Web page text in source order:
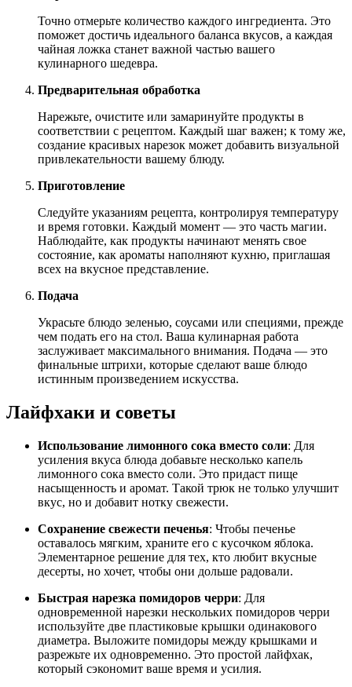
Точно отмерьте количество каждого ингредиента. Это
поможет достичь идеального баланса вкусов, а каждая
чайная ложка станет важной частью вашего
кулинарного шедевра.
Предварительная обработка
Нарежьте, очистите или замаринуйте продукты в
соответствии с рецептом. Каждый шаг важен; к тому же,
создание красивых нарезок может добавить визуальной
привлекательности вашему блюду.
Приготовление
Следуйте указаниям рецепта, контролируя температуру
и время готовки. Каждый момент — это часть магии.
Наблюдайте, как продукты начинают менять свое
состояние, как ароматы наполняют кухню, приглашая
всех на вкусное представление.
Подача
Украсьте блюдо зеленью, соусами или специями, прежде
чем подать его на стол. Ваша кулинарная работа
заслуживает максимального внимания. Подача — это
финальные штрихи, которые сделают ваше блюдо
истинным произведением искусства.
Лайфхаки и советы
Использование лимонного сока вместо соли: Для
усиления вкуса блюда добавьте несколько капель
лимонного сока вместо соли. Это придаст пище
насыщенность и аромат. Такой трюк не только улучшит
вкус, но и добавит нотку свежести.
Сохранение свежести печенья: Чтобы печенье
оставалось мягким, храните его с кусочком яблока.
Элементарное решение для тех, кто любит вкусные
десерты, но хочет, чтобы они дольше радовали.
Быстрая нарезка помидоров черри: Для
одновременной нарезки нескольких помидоров черри
используйте две пластиковые крышки одинакового
диаметра. Выложите помидоры между крышками и
разрежьте их одновременно. Это простой лайфхак,
который сэкономит ваше время и усилия.